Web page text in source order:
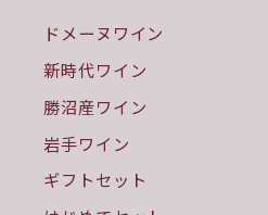
ドメーヌワイン
新時代ワイン
勝沼産ワイン
岩手ワイン
ギフトセット